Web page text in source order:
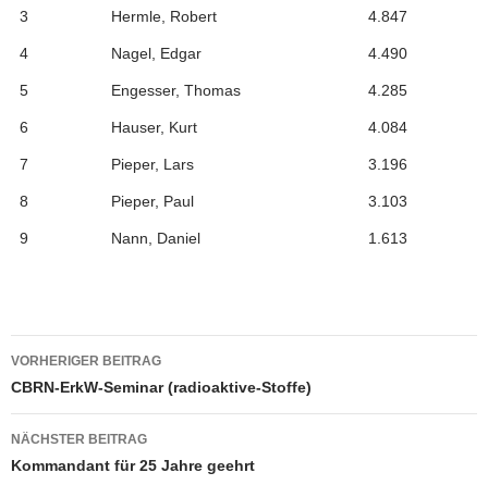
3 Hermle, Robert 4.847
4 Nagel, Edgar 4.490
5 Engesser, Thomas 4.285
6 Hauser, Kurt 4.084
7 Pieper, Lars 3.196
8 Pieper, Paul 3.103
9 Nann, Daniel 1.613
Beitragsnavigation
VORHERIGER BEITRAG
CBRN-ErkW-Seminar (radioaktive-Stoffe)
NÄCHSTER BEITRAG
Kommandant für 25 Jahre geehrt